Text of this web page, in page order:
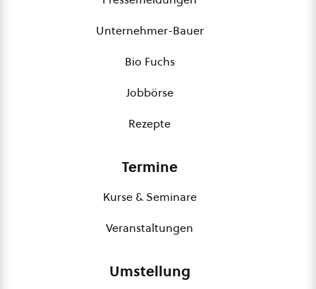
Unternehmer-Bauer
Bio Fuchs
Jobbörse
Rezepte
Termine
Kurse & Seminare
Veranstaltungen
Umstellung